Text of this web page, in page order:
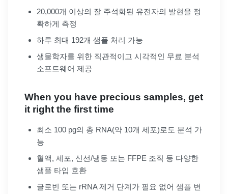
20,000개 이상의 잘 주석화된 유전자의 발현을 정
확하게 측정
하루 최대 192개 샘플 처리 가능
생물학자를 위한 직관적이고 시각적인 무료 분석
소프트웨어 제공
When you have precious samples, get
it right the first time
최소 100 pg의 총 RNA(약 10개 세포)로도 분석 가
능
혈액, 세포, 신선/냉동 또는 FFPE 조직 등 다양한
샘플 타입 호환
글로빈 또는 rRNA 제거 단계가 필요 없어 샘플 변